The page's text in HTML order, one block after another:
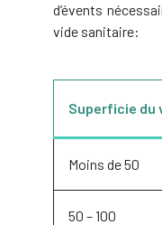
d’évents
vide sanitaire:
Superficie du
Moins de 50
50 – 100